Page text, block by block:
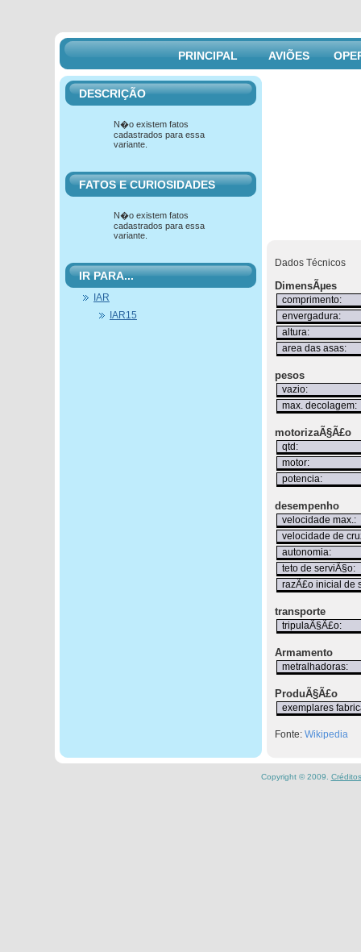
PRINCIPAL AVIÕES
Dados Técnicos
DimensÃµes
comprimento:
envergadura:
altura:
area das asas:
pesos
vazio:
max. decolagem:
motorizaÃ§Ã£o
qtd:
motor:
potencia:
desempenho
velocidade max.:
velocidade de
autonomia:
teto de serviÃ§o:
razÃ£o inicial de
transporte
tripulaÃ§Ã£o:
Armamento
metralhadoras:
ProduÃ§Ã£o
exemplares
Fonte: Wikipedia
DESCRIÇÃO
N�o existem fatos
cadastrados para essa
variante.
FATOS E CURIOSIDADES
N�o existem fatos
cadastrados para essa
variante.
IR PARA...
IAR
IAR15
Copyright © 2009. Créditos